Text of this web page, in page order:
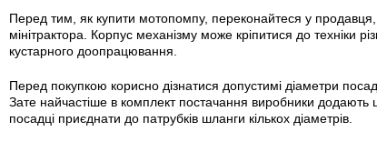
Перед тим, як купити мотопомпу, переконайтеся у
мінітрактора. Корпус механізму може кріпитися до
кустарного доопрацювання.
Перед покупкою корисно дізнатися допустимі діаметри
Зате найчастіше в комплект постачання виробники
посадці приєднати до патрубків шланги кількох діаметрів.